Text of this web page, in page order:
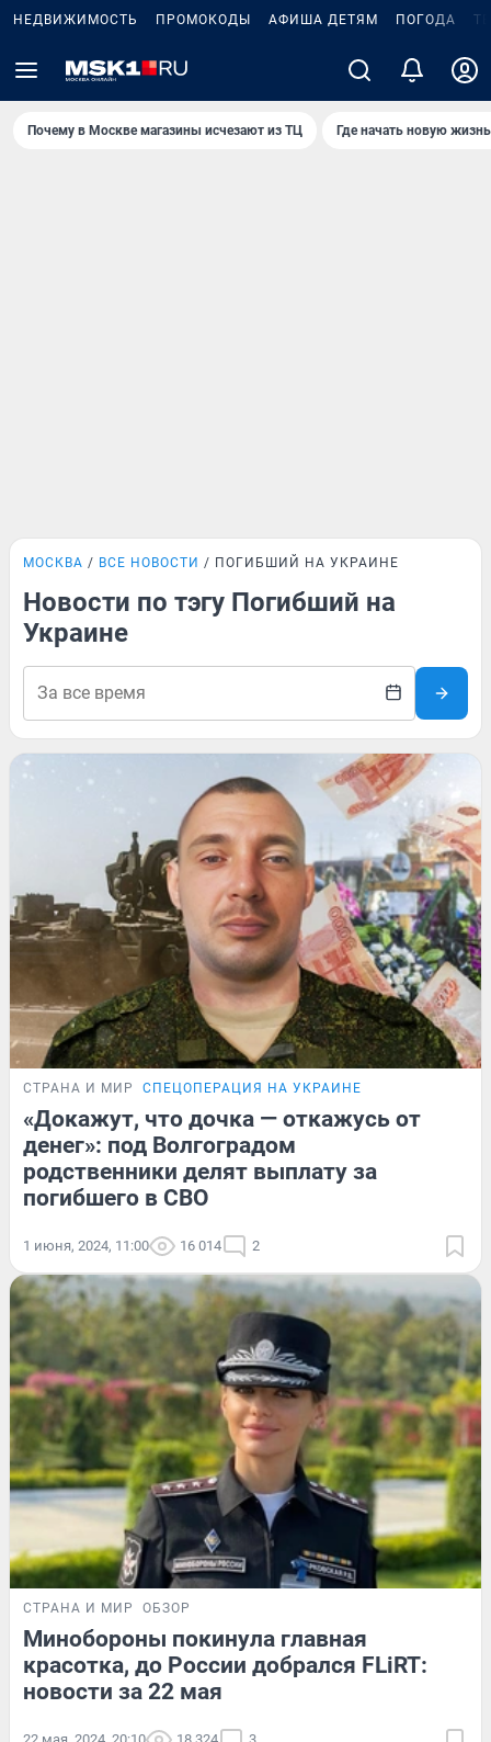
НЕДВИЖИМОСТЬ ПРОМОКОДЫ АФИША ДЕТЯМ ПОГОДА
Почему в Москве магазины исчезают из ТЦ Где начать новую
МОСКВА ВСЕ НОВОСТИ ПОГИБШИЙ НА УКРАИНЕ
Новости по тэгу Погибший на
Украине
СТРАНА И МИР СПЕЦОПЕРАЦИЯ НА УКРАИНЕ
«Докажут, что дочка — откажусь от
денег»: под Волгоградом
родственники делят выплату за
погибшего в СВО
1 июня, 2024, 11:00 16 014 2
СТРАНА И МИР ОБЗОР
Минобороны покинула главная
красотка, до России добрался FLiRT:
новости за 22 мая